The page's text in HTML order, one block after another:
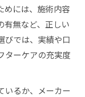
めには、施術内容
有無など、正しい
びでは、実績や口
ターケアの充実度
いるか、メーカー